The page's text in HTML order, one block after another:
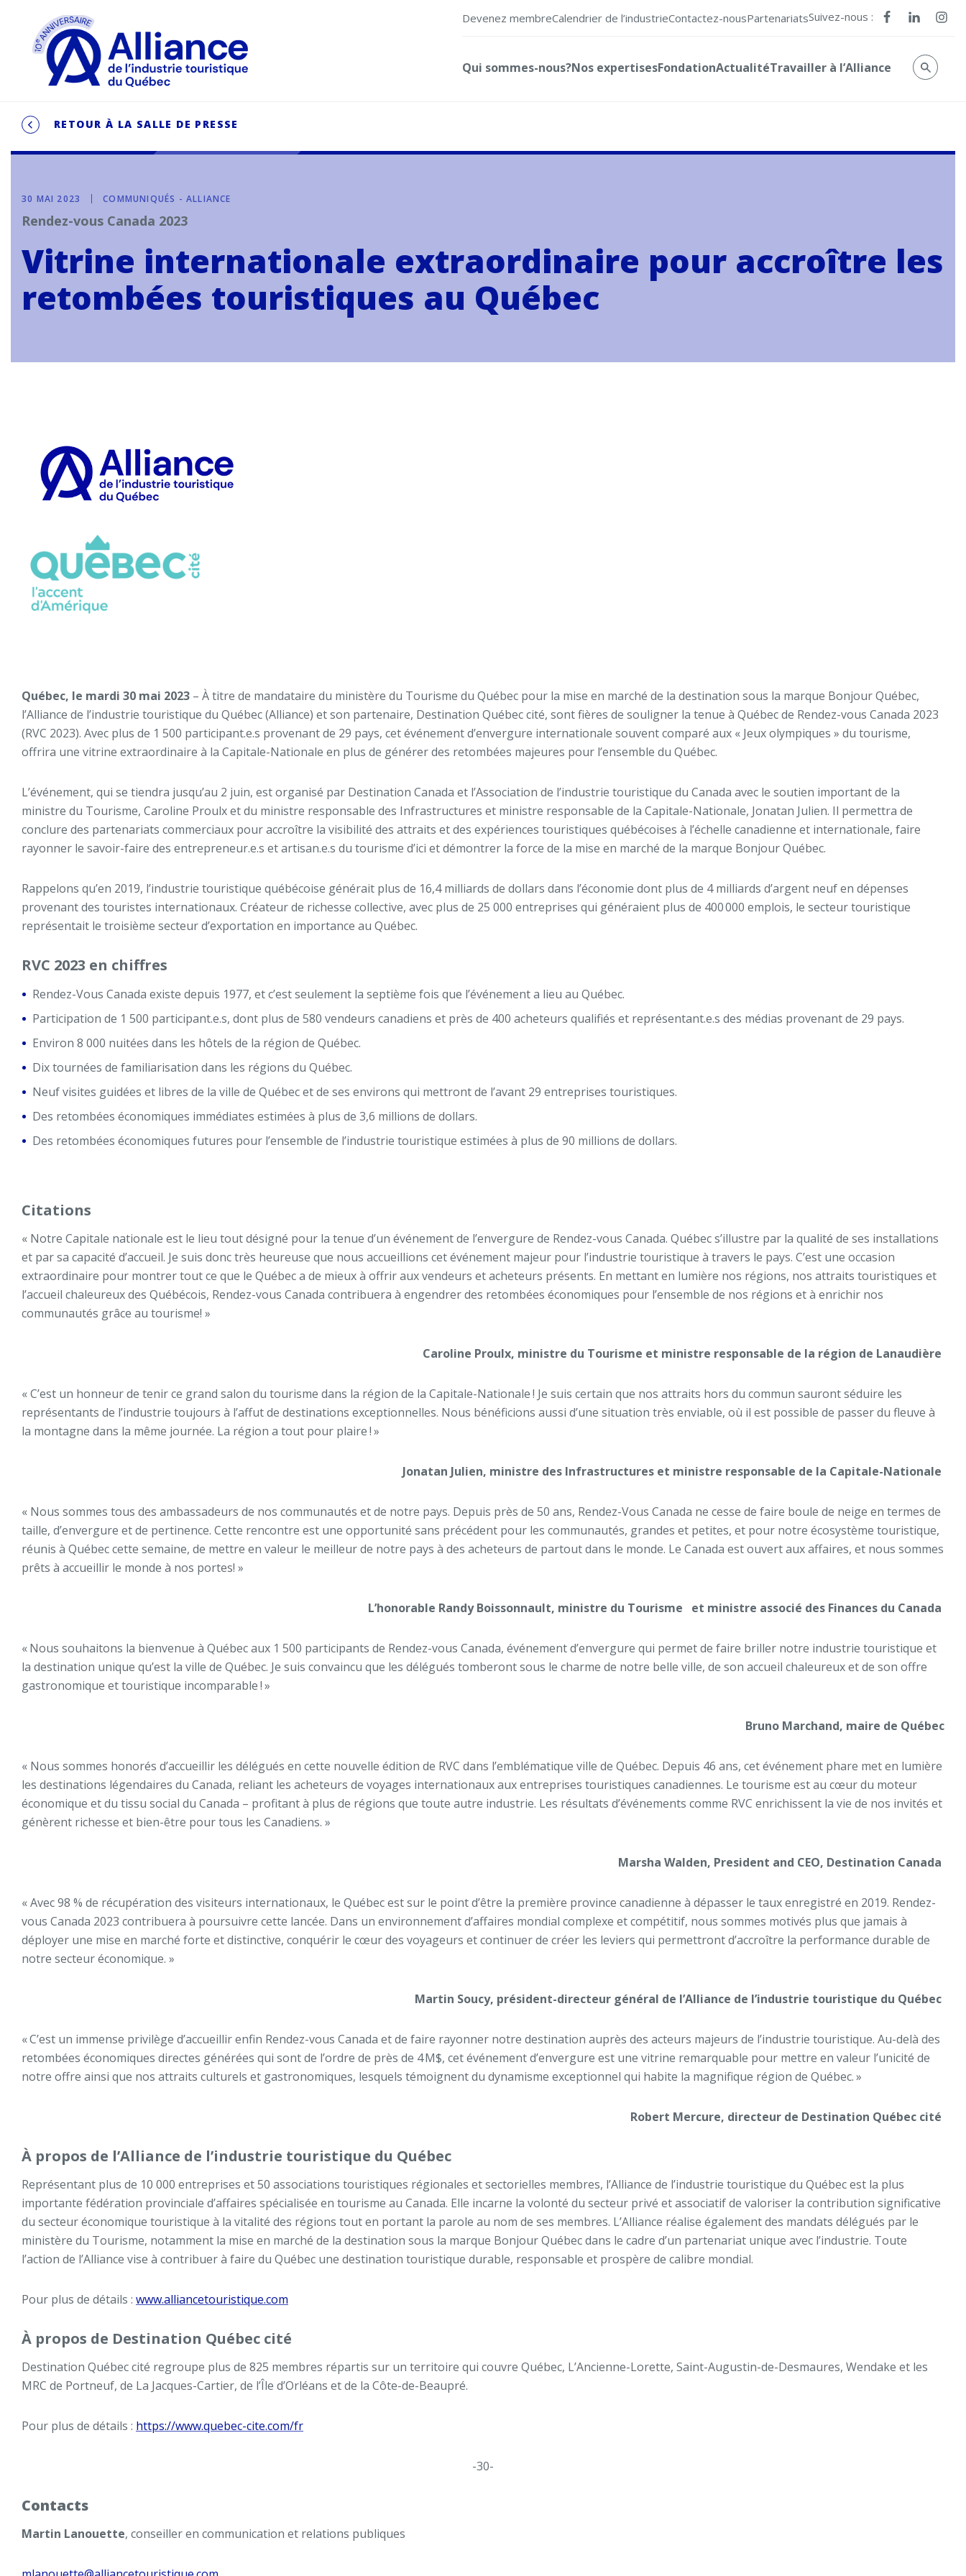
Devenez membreCalendrier de l’industrieContactez-nousPartenariatsSuivez-nous :
Qui sommes-nous?Nos expertisesFondationActualitéTravailler à l’Alliance
RETOUR À LA SALLE DE PRESSE
30 MAI 2023 COMMUNIQUÉS - ALLIANCE
Rendez-vous Canada 2023
Vitrine internationale extraordinaire pour accroître les
retombées touristiques au Québec
Québec, le mardi 30 mai 2023 – À titre de mandataire du ministère du Tourisme du Québec pour la mise en marché de la destination sous la marque Bonjour Québec,
l’Alliance de l’industrie touristique du Québec (Alliance) et son partenaire, Destination Québec cité, sont fières de souligner la tenue à Québec de Rendez-vous Canada 2023
(RVC 2023). Avec plus de 1 500 participant.e.s provenant de 29 pays, cet événement d’envergure internationale souvent comparé aux « Jeux olympiques » du tourisme,
offrira une vitrine extraordinaire à la Capitale-Nationale en plus de générer des retombées majeures pour l’ensemble du Québec.
L’événement, qui se tiendra jusqu’au 2 juin, est organisé par Destination Canada et l’Association de l’industrie touristique du Canada avec le soutien important de la
ministre du Tourisme, Caroline Proulx et du ministre responsable des Infrastructures et ministre responsable de la Capitale-Nationale, Jonatan Julien. Il permettra de
conclure des partenariats commerciaux pour accroître la visibilité des attraits et des expériences touristiques québécoises à l’échelle canadienne et internationale, faire
rayonner le savoir-faire des entrepreneur.e.s et artisan.e.s du tourisme d’ici et démontrer la force de la mise en marché de la marque Bonjour Québec.
Rappelons qu’en 2019, l’industrie touristique québécoise générait plus de 16,4 milliards de dollars dans l’économie dont plus de 4 milliards d’argent neuf en dépenses
provenant des touristes internationaux. Créateur de richesse collective, avec plus de 25 000 entreprises qui généraient plus de 400 000 emplois, le secteur touristique
représentait le troisième secteur d’exportation en importance au Québec.
RVC 2023 en chiffres
Rendez-Vous Canada existe depuis 1977, et c’est seulement la septième fois que l’événement a lieu au Québec.
Participation de 1 500 participant.e.s, dont plus de 580 vendeurs canadiens et près de 400 acheteurs qualifiés et représentant.e.s des médias provenant de 29 pays.
Environ 8 000 nuitées dans les hôtels de la région de Québec.
Dix tournées de familiarisation dans les régions du Québec.
Neuf visites guidées et libres de la ville de Québec et de ses environs qui mettront de l’avant 29 entreprises touristiques.
Des retombées économiques immédiates estimées à plus de 3,6 millions de dollars.
Des retombées économiques futures pour l’ensemble de l’industrie touristique estimées à plus de 90 millions de dollars.
Citations
« Notre Capitale nationale est le lieu tout désigné pour la tenue d’un événement de l’envergure de Rendez-vous Canada. Québec s’illustre par la qualité de ses installations
et par sa capacité d’accueil. Je suis donc très heureuse que nous accueillions cet événement majeur pour l’industrie touristique à travers le pays. C’est une occasion
extraordinaire pour montrer tout ce que le Québec a de mieux à offrir aux vendeurs et acheteurs présents. En mettant en lumière nos régions, nos attraits touristiques et
l’accueil chaleureux des Québécois, Rendez-vous Canada contribuera à engendrer des retombées économiques pour l’ensemble de nos régions et à enrichir nos
communautés grâce au tourisme! »
Caroline Proulx, ministre du Tourisme et ministre responsable de la région de Lanaudière
« C’est un honneur de tenir ce grand salon du tourisme dans la région de la Capitale-Nationale ! Je suis certain que nos attraits hors du commun sauront séduire les
représentants de l’industrie toujours à l’affut de destinations exceptionnelles. Nous bénéficions aussi d’une situation très enviable, où il est possible de passer du fleuve à
la montagne dans la même journée. La région a tout pour plaire ! »
Jonatan Julien, ministre des Infrastructures et ministre responsable de la Capitale-Nationale
« Nous sommes tous des ambassadeurs de nos communautés et de notre pays. Depuis près de 50 ans, Rendez-Vous Canada ne cesse de faire boule de neige en termes de
taille, d’envergure et de pertinence. Cette rencontre est une opportunité sans précédent pour les communautés, grandes et petites, et pour notre écosystème touristique,
réunis à Québec cette semaine, de mettre en valeur le meilleur de notre pays à des acheteurs de partout dans le monde. Le Canada est ouvert aux affaires, et nous sommes
prêts à accueillir le monde à nos portes! »
L’honorable Randy Boissonnault, ministre du Tourisme et ministre associé des Finances du Canada
« Nous souhaitons la bienvenue à Québec aux 1 500 participants de Rendez-vous Canada, événement d’envergure qui permet de faire briller notre industrie touristique et
la destination unique qu’est la ville de Québec. Je suis convaincu que les délégués tomberont sous le charme de notre belle ville, de son accueil chaleureux et de son offre
gastronomique et touristique incomparable ! »
Bruno Marchand, maire de Québec
« Nous sommes honorés d’accueillir les délégués en cette nouvelle édition de RVC dans l’emblématique ville de Québec. Depuis 46 ans, cet événement phare met en lumière
les destinations légendaires du Canada, reliant les acheteurs de voyages internationaux aux entreprises touristiques canadiennes. Le tourisme est au cœur du moteur
économique et du tissu social du Canada – profitant à plus de régions que toute autre industrie. Les résultats d’événements comme RVC enrichissent la vie de nos invités et
génèrent richesse et bien-être pour tous les Canadiens. »
Marsha Walden, President and CEO, Destination Canada
« Avec 98 % de récupération des visiteurs internationaux, le Québec est sur le point d’être la première province canadienne à dépasser le taux enregistré en 2019. Rendez-
vous Canada 2023 contribuera à poursuivre cette lancée. Dans un environnement d’affaires mondial complexe et compétitif, nous sommes motivés plus que jamais à
déployer une mise en marché forte et distinctive, conquérir le cœur des voyageurs et continuer de créer les leviers qui permettront d’accroître la performance durable de
notre secteur économique. »
Martin Soucy, président-directeur général de l’Alliance de l’industrie touristique du Québec
« C’est un immense privilège d’accueillir enfin Rendez-vous Canada et de faire rayonner notre destination auprès des acteurs majeurs de l’industrie touristique. Au-delà des
retombées économiques directes générées qui sont de l’ordre de près de 4 M$, cet événement d’envergure est une vitrine remarquable pour mettre en valeur l’unicité de
notre offre ainsi que nos attraits culturels et gastronomiques, lesquels témoignent du dynamisme exceptionnel qui habite la magnifique région de Québec. »
Robert Mercure, directeur de Destination Québec cité
À propos de l’Alliance de l’industrie touristique du Québec
Représentant plus de 10 000 entreprises et 50 associations touristiques régionales et sectorielles membres, l’Alliance de l’industrie touristique du Québec est la plus
importante fédération provinciale d’affaires spécialisée en tourisme au Canada. Elle incarne la volonté du secteur privé et associatif de valoriser la contribution significative
du secteur économique touristique à la vitalité des régions tout en portant la parole au nom de ses membres. L’Alliance réalise également des mandats délégués par le
ministère du Tourisme, notamment la mise en marché de la destination sous la marque Bonjour Québec dans le cadre d’un partenariat unique avec l’industrie. Toute
l’action de l’Alliance vise à contribuer à faire du Québec une destination touristique durable, responsable et prospère de calibre mondial.
Pour plus de détails : www.alliancetouristique.com
À propos de Destination Québec cité
Destination Québec cité regroupe plus de 825 membres répartis sur un territoire qui couvre Québec, L’Ancienne-Lorette, Saint-Augustin-de-Desmaures, Wendake et les
MRC de Portneuf, de La Jacques-Cartier, de l’Île d’Orléans et de la Côte-de-Beaupré.
Pour plus de détails : https://www.quebec-cite.com/fr
-30-
Contacts
Martin Lanouette, conseiller en communication et relations publiques